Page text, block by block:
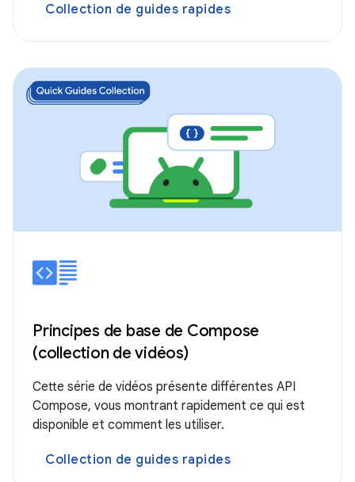
Collection de guides rapides
Principes de base de Compose
(collection de vidéos)
Cette série de vidéos présente différentes API
Compose, vous montrant rapidement ce qui est
disponible et comment les utiliser.
Collection de guides rapides